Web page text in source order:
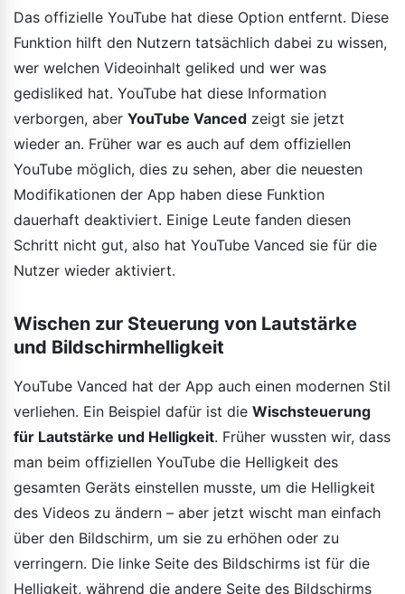
Das offizielle YouTube hat diese Option entfernt. Diese
Funktion hilft den Nutzern tatsächlich dabei zu wissen,
wer welchen Videoinhalt geliked und wer was
gedisliked hat. YouTube hat diese Information
verborgen, aber YouTube Vanced zeigt sie jetzt
wieder an. Früher war es auch auf dem offiziellen
YouTube möglich, dies zu sehen, aber die neuesten
Modifikationen der App haben diese Funktion
dauerhaft deaktiviert. Einige Leute fanden diesen
Schritt nicht gut, also hat YouTube Vanced sie für die
Nutzer wieder aktiviert.
Wischen zur Steuerung von Lautstärke
und Bildschirmhelligkeit
YouTube Vanced hat der App auch einen modernen Stil
verliehen. Ein Beispiel dafür ist die Wischsteuerung
für Lautstärke und Helligkeit. Früher wussten wir, dass
man beim offiziellen YouTube die Helligkeit des
gesamten Geräts einstellen musste, um die Helligkeit
des Videos zu ändern – aber jetzt wischt man einfach
über den Bildschirm, um sie zu erhöhen oder zu
verringern. Die linke Seite des Bildschirms ist für die
Helligkeit, während die andere Seite des Bildschirms